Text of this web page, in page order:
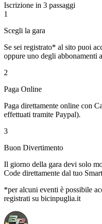
Iscrizione in 3 passaggi
1
Scegli la gara
Se sei registrato* al sito puoi
oppure uno degli abbonamenti
2
Paga Online
Paga direttamente online con
effettuati tramite Paypal).
3
Buon Divertimento
Il giorno della gara devi solo
Code direttamente dal tuo
*per alcuni eventi è possibile
registrati su bicinpuglia.it